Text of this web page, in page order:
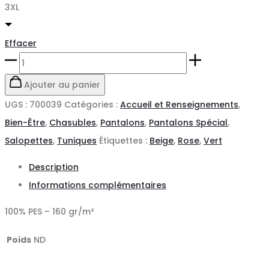
3XL
Effacer
quantité
de
COMBINAISON
Ajouter au panier
UGS : 700039 Catégories : Accueil et Renseignements,
Bien-Être, Chasubles, Pantalons, Pantalons Spécial,
Salopettes, Tuniques Étiquettes : Beige, Rose, Vert
Description
Informations complémentaires
100% PES – 160 gr/m²
Poids ND